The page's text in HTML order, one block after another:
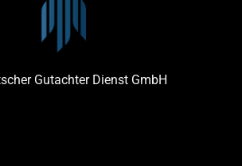
Gutachter Dienst GmbH